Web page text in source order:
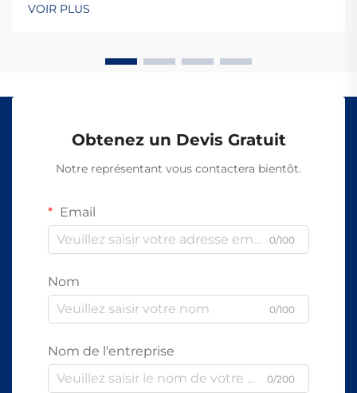
difficile d'accéder illicitement aux câbles à fibres
comme les câbles en cuivre traditionnels.
VOIR PLUS
Obtenez un Devis Gratuit
Notre représentant vous contactera bientôt.
Email
0/100
Nom
0/100
Nom de l'entreprise
0/200